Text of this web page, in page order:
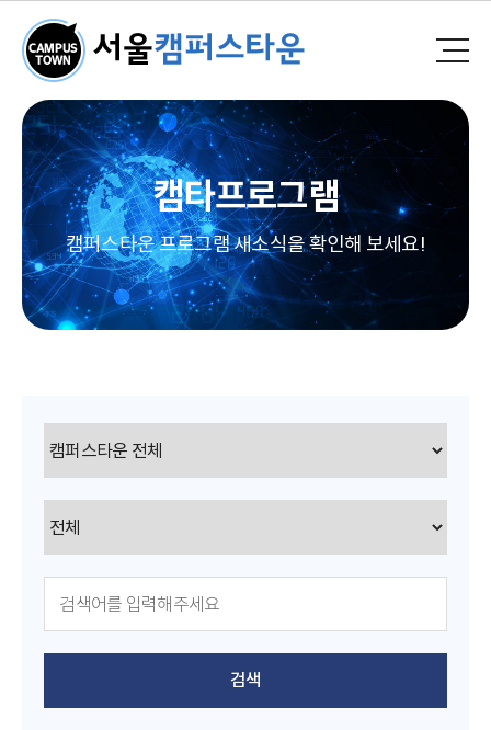
캠타프로그램
캠퍼스타운 프로그램 새소식을 확인해 보세요!
검색